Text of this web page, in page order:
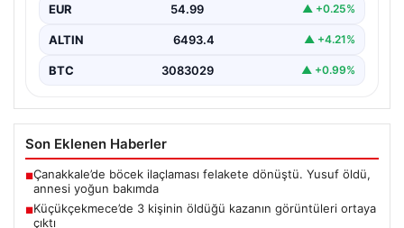
EUR 54.99 ▲ +0.25%
ALTIN 6493.4 ▲ +4.21%
BTC 3083029 ▲ +0.99%
Son Eklenen Haberler
■Çanakkale’de böcek ilaçlaması felakete dönüştü. Yusuf öldü,
annesi yoğun bakımda
■Küçükçekmece’de 3 kişinin öldüğü kazanın görüntüleri ortaya
çıktı